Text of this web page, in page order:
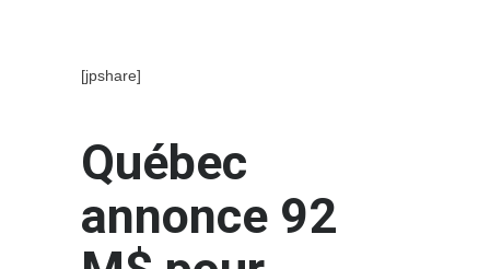
[jpshare]
Québec
annonce 92